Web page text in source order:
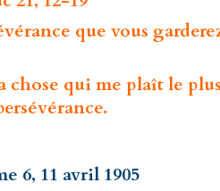
que vous
chose qui me plaît le
6, 11 avril 1905